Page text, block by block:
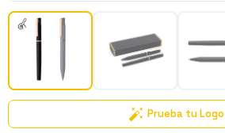
Prueba tu Logo